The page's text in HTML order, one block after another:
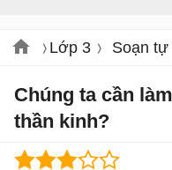
Lớp 3 Soạn
Chúng ta cần
thần kinh?